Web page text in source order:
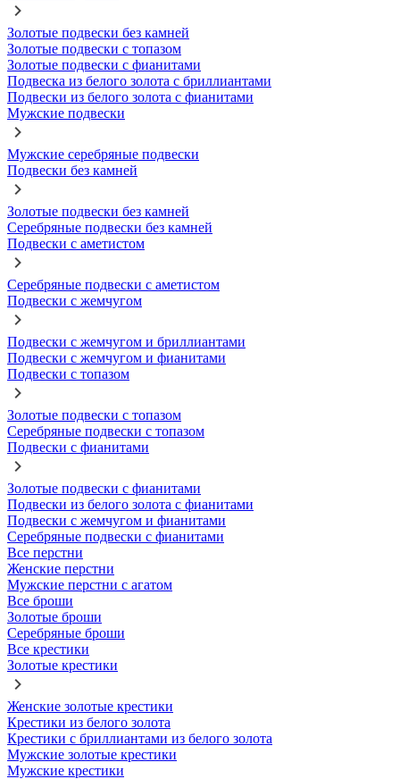
Золотые подвески без камней
Золотые подвески с топазом
Золотые подвески с фианитами
Подвеска из белого золота с бриллиантами
Подвески из белого золота с фианитами
Мужские подвески
Мужские серебряные подвески
Подвески без камней
Золотые подвески без камней
Серебряные подвески без камней
Подвески с аметистом
Серебряные подвески с аметистом
Подвески с жемчугом
Подвески с жемчугом и бриллиантами
Подвески с жемчугом и фианитами
Подвески с топазом
Золотые подвески с топазом
Серебряные подвески с топазом
Подвески с фианитами
Золотые подвески с фианитами
Подвески из белого золота с фианитами
Подвески с жемчугом и фианитами
Серебряные подвески с фианитами
Все перстни
Женские перстни
Мужские перстни с агатом
Все броши
Золотые броши
Серебряные броши
Все крестики
Золотые крестики
Женские золотые крестики
Крестики из белого золота
Крестики с бриллиантами из белого золота
Мужские золотые крестики
Мужские крестики